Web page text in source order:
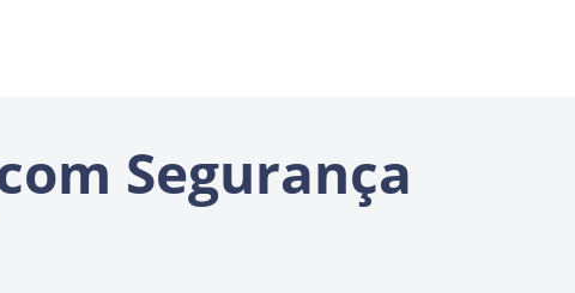
Segurança